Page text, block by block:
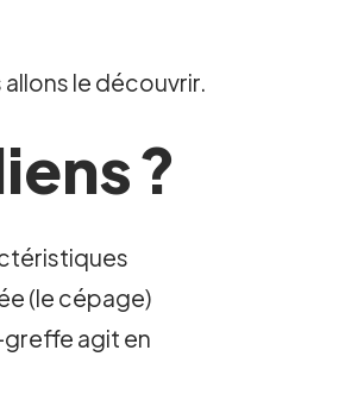
le découvrir.
?
(le cépage)
agit en